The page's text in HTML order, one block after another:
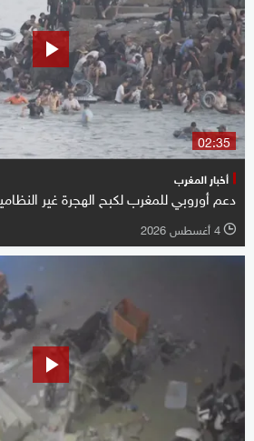
02:35
أخبار المغرب
دعم أوروبي للمغرب لكبح الهجرة غير
l 4 أغسطس 2026